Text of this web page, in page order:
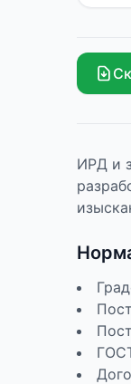
ИРД и